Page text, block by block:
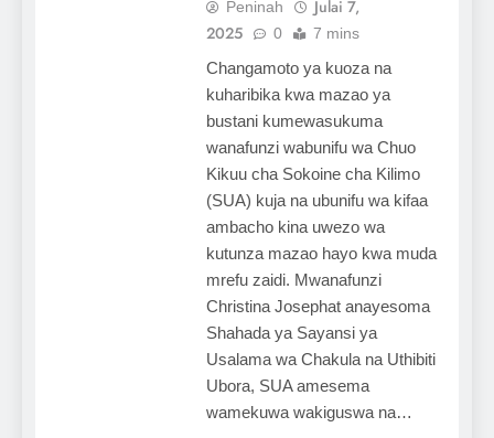
Peninah
Julai 7,
2025
0 7 mins
Changamoto ya kuoza na
kuharibika kwa mazao ya
bustani kumewasukuma
wanafunzi wabunifu wa Chuo
Kikuu cha Sokoine cha Kilimo
(SUA) kuja na ubunifu wa kifaa
ambacho kina uwezo wa
kutunza mazao hayo kwa muda
mrefu zaidi. Mwanafunzi
Christina Josephat anayesoma
Shahada ya Sayansi ya
Usalama wa Chakula na Uthibiti
Ubora, SUA amesema
wamekuwa wakiguswa na…